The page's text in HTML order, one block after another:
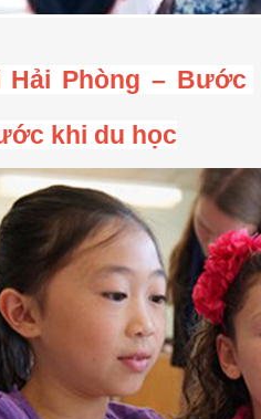
Hải Phòng – Bước
khi du học